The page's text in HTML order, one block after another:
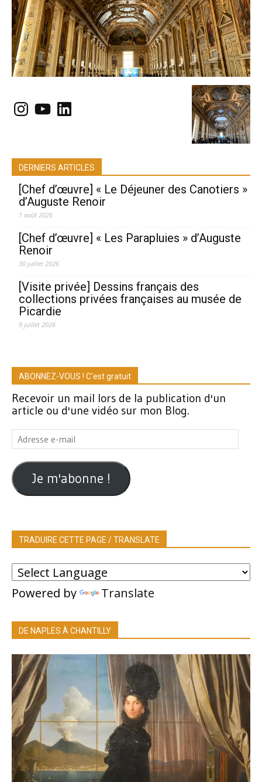
Instagram
YouTubeLinkedIn
DERNIERS ARTICLES
[Chef d’œuvre] « Le Déjeuner des Canotiers »
d’Auguste Renoir
1 août 2026
[Chef d’œuvre] « Les Parapluies » d’Auguste
Renoir
30 juillet 2026
[Visite privée] Dessins français des
collections privées françaises au musée de
Picardie
9 juillet 2026
ABONNEZ-VOUS ! C'est gratuit
Recevoir un mail lors de la publication d'un
article ou d'une vidéo sur mon Blog.
Adresse
e-
mail
Je m'abonne !
TRADUIRE CETTE PAGE / TRANSLATE
Powered by Translate
DE NAPLES À CHANTILLY